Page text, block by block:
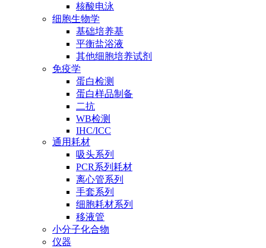
核酸电泳
细胞生物学
基础培养基
平衡盐浴液
其他细胞培养试剂
免疫学
蛋白检测
蛋白样品制备
二抗
WB检测
IHC/ICC
通用耗材
吸头系列
PCR系列耗材
离心管系列
手套系列
细胞耗材系列
移液管
小分子化合物
仪器